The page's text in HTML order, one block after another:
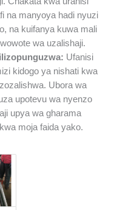
na manyoya hadi nyuzi
na kuifanya kuwa mali
wa uzalishaji.
Ufanisi
kidogo ya nishati kwa
Ubora wa
upotevu wa nyenzo
upya wa gharama
moja faida yako.